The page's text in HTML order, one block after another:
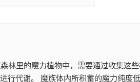
林里的魔力植物中，需要通过收集这
行代谢。 魔族体内所积蓄的魔力纯度